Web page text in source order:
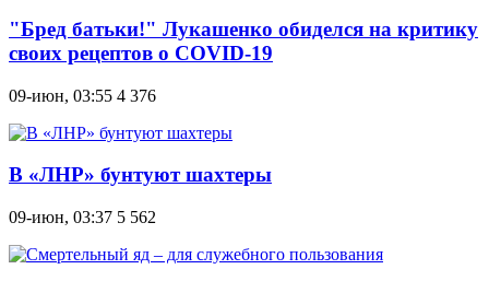
"Бред батьки!" Лукашенко обиделся на критику
своих рецептов о COVID-19
09-июн, 03:55 4 376
В «ЛНР» бунтуют шахтеры
09-июн, 03:37 5 562